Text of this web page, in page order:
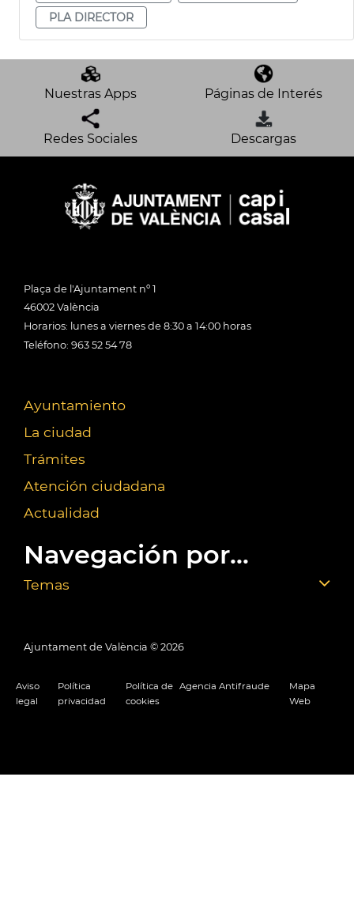
PLA DIRECTOR
Nuestras Apps Páginas de Interés
Redes Sociales Descargas
Plaça de l'Ajuntament nº 1
46002 València
Horarios: lunes a viernes de 8:30 a 14:00 horas
Teléfono: 963 52 54 78
Ayuntamiento
La ciudad
Trámites
Atención ciudadana
Actualidad
Navegación por...
Temas
Ajuntament de València © 2026
Aviso
legal
Política
privacidad
Política de
cookies
Agencia Antifraude
Mapa
Web